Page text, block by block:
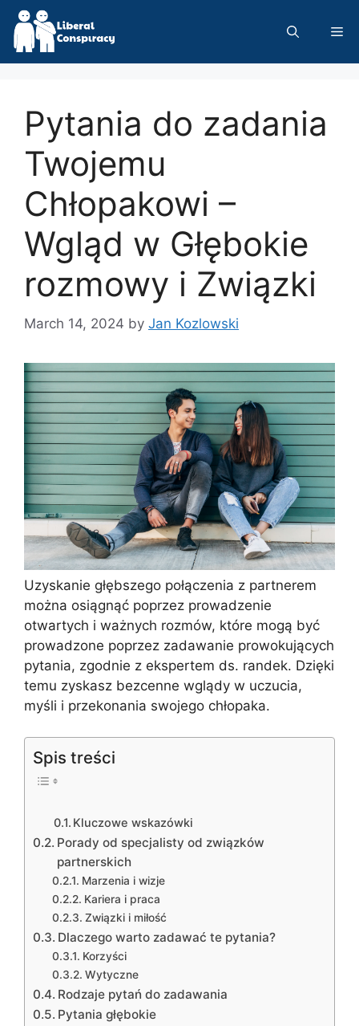
Skip
content
Pytania do zadania
Twojemu
Chłopakowi –
Wgląd w Głębokie
rozmowy i Związki
March 14, 2024 by Jan Kozlowski
Uzyskanie głębszego połączenia z partnerem
można osiągnąć poprzez prowadzenie
otwartych i ważnych rozmów, które mogą być
prowadzone poprzez zadawanie prowokujących
pytania, zgodnie z ekspertem ds. randek. Dzięki
temu zyskasz bezcenne wglądy w uczucia,
myśli i przekonania swojego chłopaka.
Spis treści
Kluczowe wskazówki
Porady od specjalisty od związków
partnerskich
Marzenia i wizje
Kariera i praca
Związki i miłość
Dlaczego warto zadawać te pytania?
Korzyści
Wytyczne
Rodzaje pytań do zadawania
Pytania głębokie